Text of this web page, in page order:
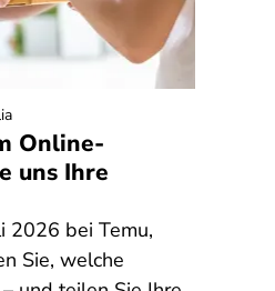
Online-
uns Ihre
2026 bei Temu,
Sie, welche